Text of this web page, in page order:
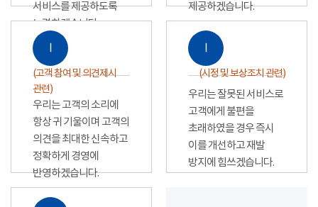
서비스를 제공하도록
노력하겠습니다.
제공하겠습니다.
Ⅰ
(고객 참여 및 의견제시
관련)
우리는 고객의 소리에
항상 귀 기울이며 고객의
의견을 최대한 신속하고
정확하게 경영에
반영하겠습니다.
Ⅰ
(시정 및 보상조치 관련)
우리는 잘못된 서비스로
고객에게 불편을
초래하였을 경우 즉시
이를 개선하고 재발
방지에 힘쓰겠습니다.